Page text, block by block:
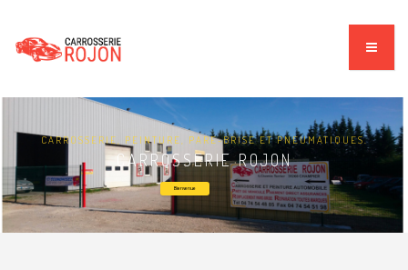
CARROSSERIE, PEINTURE, PARE-BRISE ET PNEUMATIQUES.
CARROSSERIE ROJON
Bienvenue